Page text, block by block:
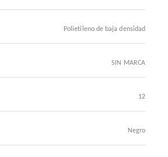
Polietileno de baja densidad
SIN MARCA
12
Negro